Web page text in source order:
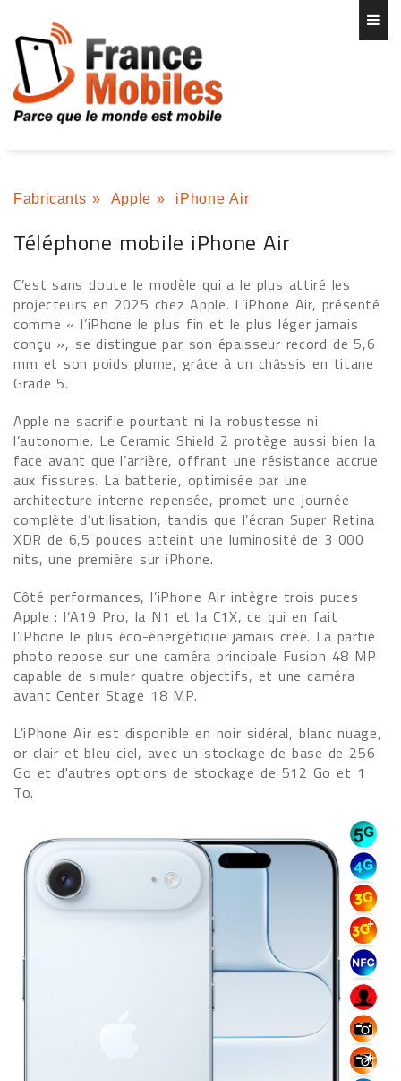
Fabricants » Apple » iPhone Air
Téléphone mobile iPhone Air
C’est sans doute le modèle qui a le plus attiré les
projecteurs en 2025 chez Apple. L’iPhone Air, présenté
comme « l’iPhone le plus fin et le plus léger jamais
conçu », se distingue par son épaisseur record de 5,6
mm et son poids plume, grâce à un châssis en titane
Grade 5.
Apple ne sacrifie pourtant ni la robustesse ni
l’autonomie. Le Ceramic Shield 2 protège aussi bien la
face avant que l’arrière, offrant une résistance accrue
aux fissures. La batterie, optimisée par une
architecture interne repensée, promet une journée
complète d’utilisation, tandis que l’écran Super Retina
XDR de 6,5 pouces atteint une luminosité de 3 000
nits, une première sur iPhone.
Côté performances, l’iPhone Air intègre trois puces
Apple : l’A19 Pro, la N1 et la C1X, ce qui en fait
l’iPhone le plus éco-énergétique jamais créé. La partie
photo repose sur une caméra principale Fusion 48 MP
capable de simuler quatre objectifs, et une caméra
avant Center Stage 18 MP.
L’iPhone Air est disponible en noir sidéral, blanc nuage,
or clair et bleu ciel, avec un stockage de base de 256
Go et d'autres options de stockage de 512 Go et 1
To.